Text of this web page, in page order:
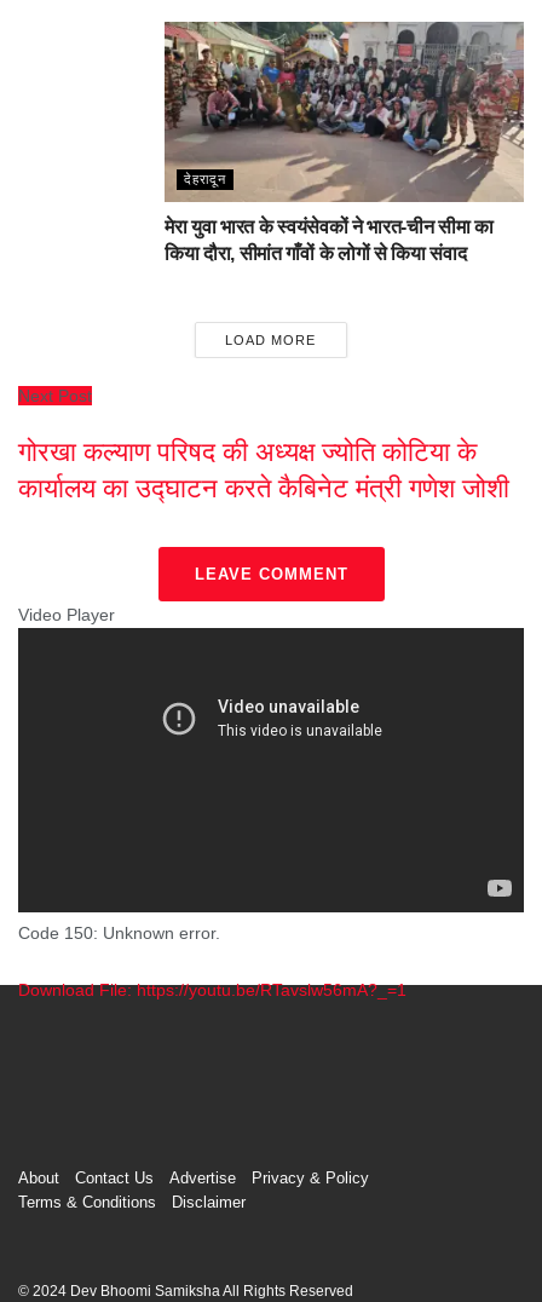
देहरादून
मेरा युवा भारत के स्वयंसेवकों ने भारत-चीन सीमा का
किया दौरा, सीमांत गाँवों के लोगों से किया संवाद
LOAD MORE
Next Post
गोरखा कल्याण परिषद की अध्यक्ष ज्योति कोटिया के
कार्यालय का उद्घाटन करते कैबिनेट मंत्री गणेश जोशी
LEAVE COMMENT
Video Player
Code 150: Unknown error.
Download File: https://youtu.be/RTavslw56mA?_=1
About Contact Us Advertise
Privacy & Policy
Terms & Conditions
Disclaimer
© 2024 Dev Bhoomi Samiksha All Rights Reserved